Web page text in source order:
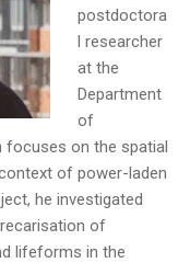
postdoctora
l researcher
at the
Department
of
focuses on the spatial
of power-laden
he investigated
of
lifeforms in the